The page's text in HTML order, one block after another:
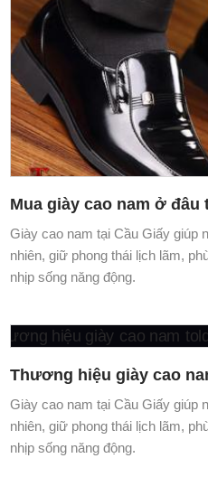
Mua giày cao nam ở đâu
Giày cao nam tại Cầu Giấy giúp
nhiên, giữ phong thái lịch lãm,
nhịp sống năng động.
Thương hiệu giày cao
Giày cao nam tại Cầu Giấy giúp
nhiên, giữ phong thái lịch lãm,
nhịp sống năng động.